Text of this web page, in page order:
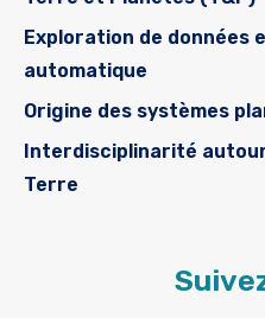
Exploration de données
automatique
Origine des systèmes
Interdisciplinarité
Terre